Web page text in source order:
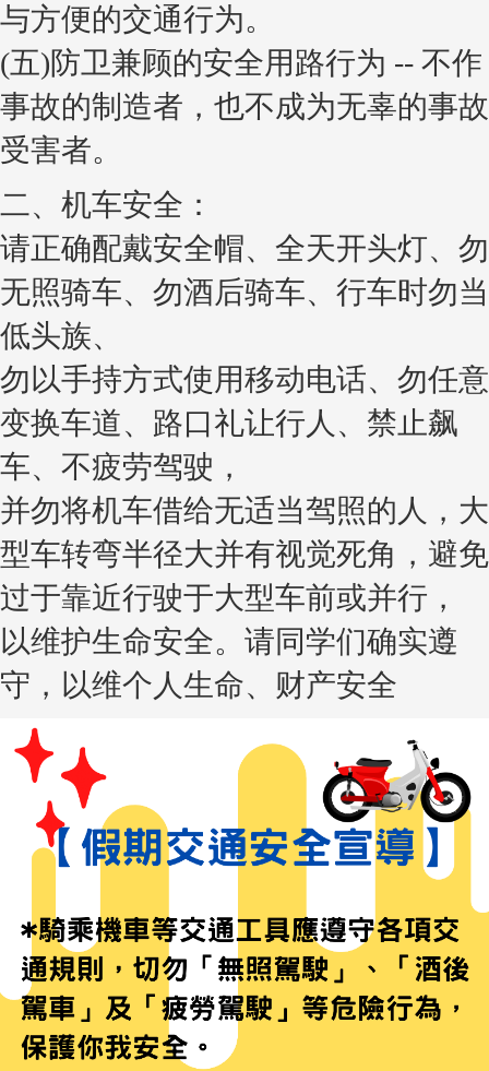
与方便的交通行为。
(五)防卫兼顾的安全用路行为 -- 不作
事故的制造者，也不成为无辜的事故
受害者。
二、机车安全：
请正确配戴安全帽、全天开头灯、勿
无照骑车、勿酒后骑车、行车时勿当
低头族、
勿以手持方式使用移动电话、勿任意
变换车道、路口礼让行人、禁止飙
车、不疲劳驾驶，
并勿将机车借给无适当驾照的人，大
型车转弯半径大并有视觉死角，避免
过于靠近行驶于大型车前或并行，
以维护生命安全。请同学们确实遵
守，以维个人生命、财产安全